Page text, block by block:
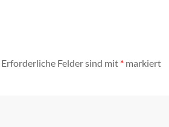
Erforderliche Felder sind mit * markiert